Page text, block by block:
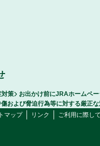
対策
お出かけ前にJRAホームペ
および脅迫行為等に対する厳正
マップ リンク ご利用に際し